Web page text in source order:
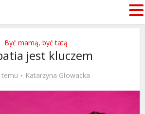
Być mamą, być tatą
jest kluczem
temu Katarzyna Głowacka